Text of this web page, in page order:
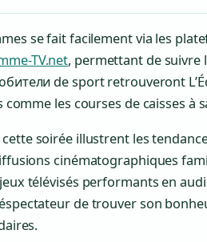
se fait facilement via les
TV.net, permettant de suivre
de sport retrouveront
les courses de caisses à
soirée illustrent les
cinématographiques
télévisés performants en
de trouver son